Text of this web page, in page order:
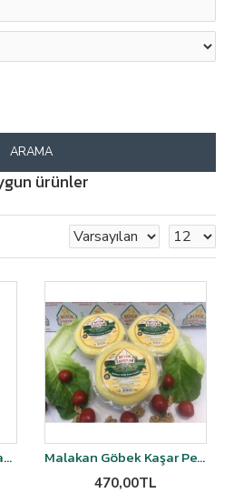
ARAMA
ürünler
Olgunlaştırılmış Malakan Kaşarı Çörek Otlu Kaşar Şirden Mayalı 1 kg Malakan Göbek Kaşar Peyniri Şirden Mayalı 1 kg
470,00TL